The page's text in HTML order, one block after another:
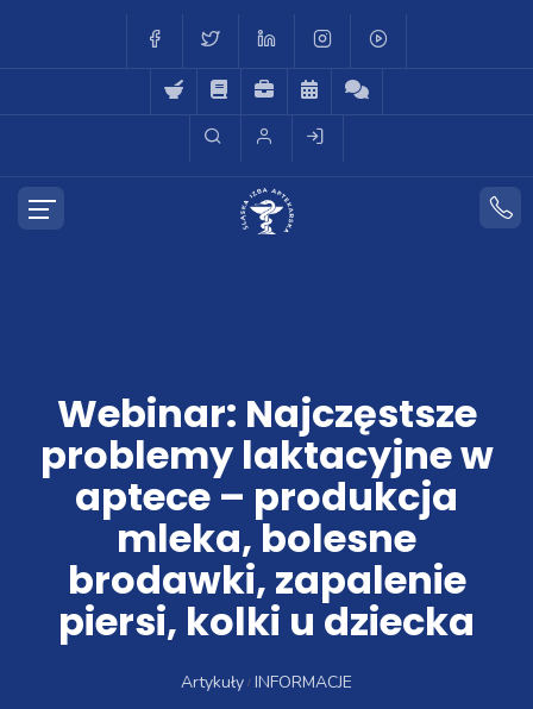
Webinar: Najczęstsze
problemy laktacyjne w
aptece – produkcja
mleka, bolesne
brodawki, zapalenie
piersi, kolki u dziecka
Artykuły INFORMACJE